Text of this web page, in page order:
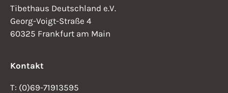
Tibethaus Deutschland e.V.
Georg-Voigt-Straße 4
60325 Frankfurt am Main
Kontakt
T: (0)69-71913595